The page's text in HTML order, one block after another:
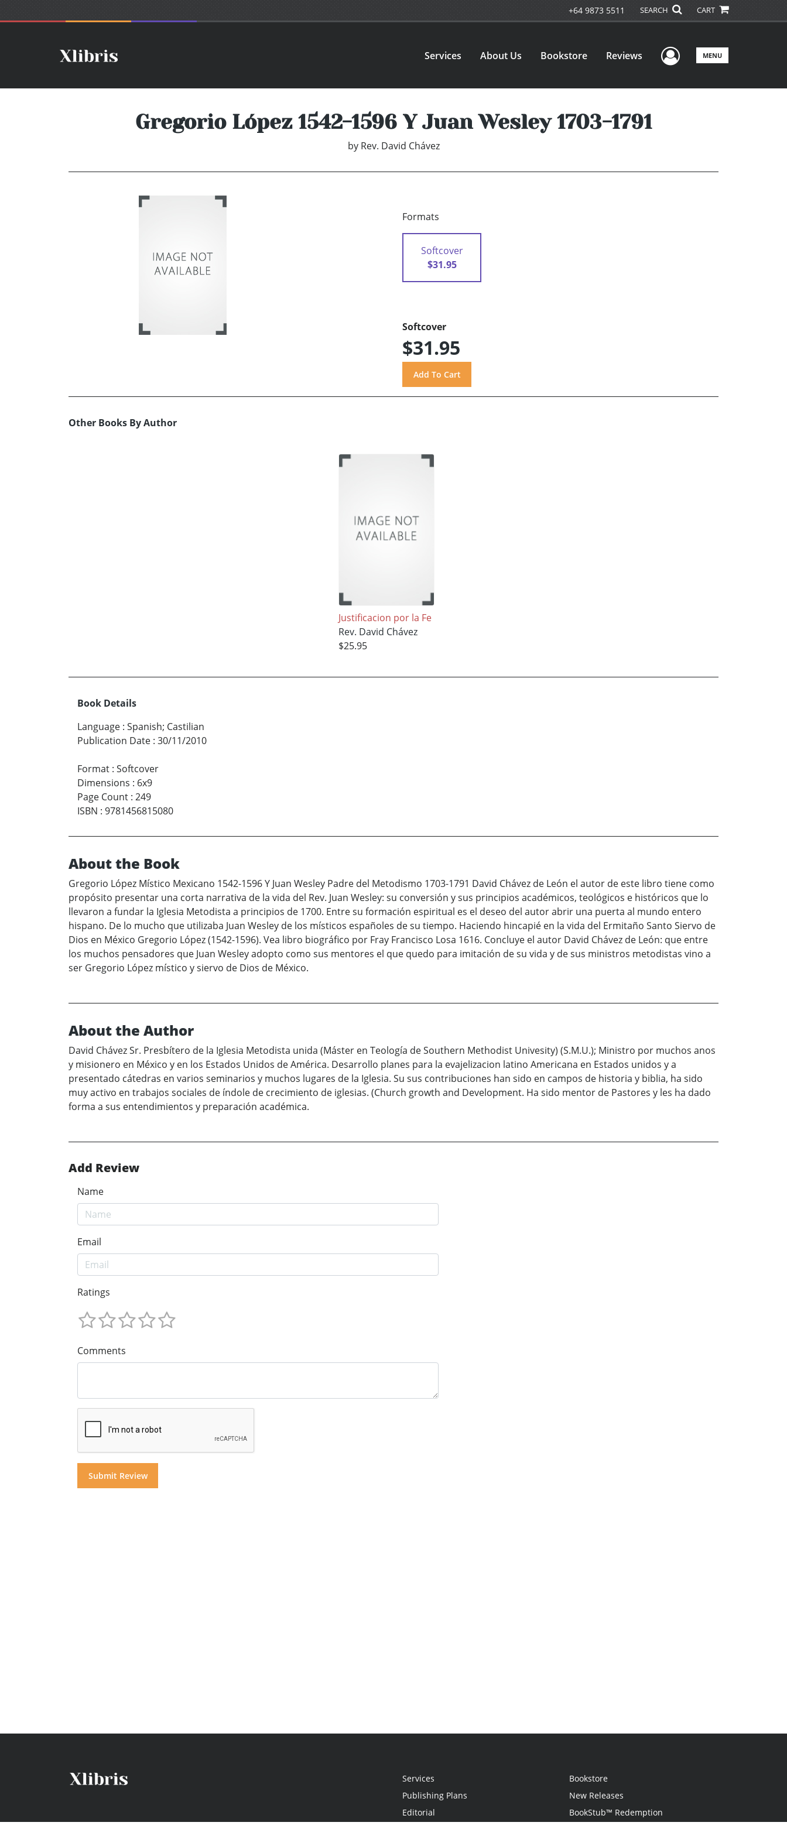
+64 9873 5511 SEARCH CART
Services About Us Bookstore Reviews User Menu
MENU
Gregorio López 1542-1596 Y Juan Wesley 1703-1791
by Rev. David Chávez
Formats
Softcover
$31.95
Softcover
$31.95
Other Books By Author
Justificacion por la Fe
Rev. David Chávez
$25.95
Book Details
Language : Spanish; Castilian
Publication Date : 30/11/2010
Format : Softcover
Dimensions : 6x9
Page Count : 249
ISBN : 9781456815080
About the Book
Gregorio López Místico Mexicano 1542-1596 Y Juan Wesley Padre del Metodismo 1703-1791 David Chávez de León el autor de este libro tiene como
propósito presentar una corta narrativa de la vida del Rev. Juan Wesley: su conversión y sus principios académicos, teológicos e históricos que lo
llevaron a fundar la Iglesia Metodista a principios de 1700. Entre su formación espiritual es el deseo del autor abrir una puerta al mundo entero
hispano. De lo mucho que utilizaba Juan Wesley de los místicos españoles de su tiempo. Haciendo hincapié en la vida del Ermitaño Santo Siervo de
Dios en México Gregorio López (1542-1596). Vea libro biográfico por Fray Francisco Losa 1616. Concluye el autor David Chávez de León: que entre
los muchos pensadores que Juan Wesley adopto como sus mentores el que quedo para imitación de su vida y de sus ministros metodistas vino a
ser Gregorio López místico y siervo de Dios de México.
About the Author
David Chávez Sr. Presbítero de la Iglesia Metodista unida (Máster en Teología de Southern Methodist Univesity) (S.M.U.); Ministro por muchos anos
y misionero en México y en los Estados Unidos de América. Desarrollo planes para la evajelizacion latino Americana en Estados unidos y a
presentado cátedras en varios seminarios y muchos lugares de la Iglesia. Su sus contribuciones han sido en campos de historia y biblia, ha sido
muy activo en trabajos sociales de índole de crecimiento de iglesias. (Church growth and Development. Ha sido mentor de Pastores y les ha dado
forma a sus entendimientos y preparación académica.
Add Review
Name
Email
Ratings
Comments
Services
Publishing Plans
Editorial
Bookstore
New Releases
BookStub™ Redemption